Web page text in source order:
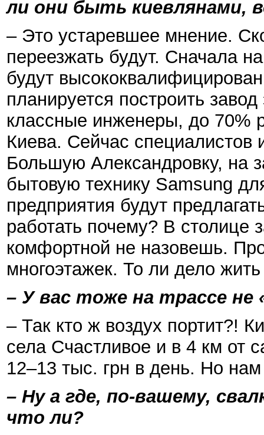
ли они быть киевлянами,
– Это устаревшее мнение.
переезжать будут. Сначала
будут
планируется построить
классные инженеры, до 70%
Киева. Сейчас специалистов
Большую Александровку, на
бытовую технику Samsung
предприятия будут
работать почему? В
комфортной не назовешь.
многоэтажек. То ли дело
– У вас тоже на трассе не
– Так кто ж воздух портит?!
села Счастливое и в 4 км от
12–13 тыс. грн в день. Но нам
– Ну а где, по-вашему,
что ли?